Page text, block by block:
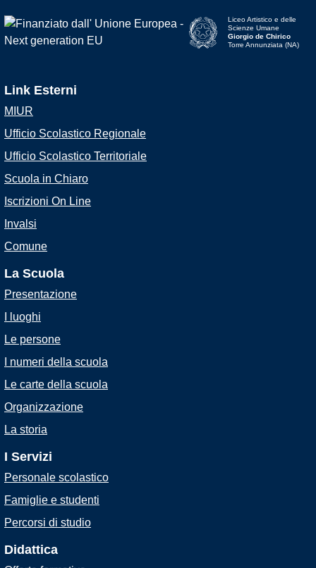
Liceo Artistico e delle
Scienze Umane
Giorgio de Chirico
Torre Annunziata (NA)
Link Esterni
MIUR
Ufficio Scolastico Regionale
Ufficio Scolastico Territoriale
Scuola in Chiaro
Iscrizioni On Line
Invalsi
Comune
La Scuola
Presentazione
I luoghi
Le persone
I numeri della scuola
Le carte della scuola
Organizzazione
La storia
I Servizi
Personale scolastico
Famiglie e studenti
Percorsi di studio
Didattica